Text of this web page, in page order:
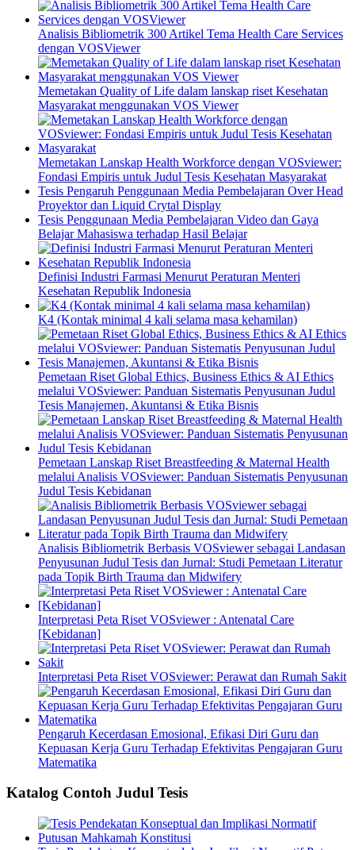
Analisis Bibliometrik 300 Artikel Tema Health Care Services
dengan VOSViewer
Memetakan Quality of Life dalam lanskap riset Kesehatan
Masyarakat menggunakan VOS Viewer
Memetakan Lanskap Health Workforce dengan VOSviewer:
Fondasi Empiris untuk Judul Tesis Kesehatan Masyarakat
Tesis Pengaruh Penggunaan Media Pembelajaran Over Head
Proyektor dan Liquid Crytal Display
Tesis Penggunaan Media Pembelajaran Video dan Gaya
Belajar Mahasiswa terhadap Hasil Belajar
Definisi Industri Farmasi Menurut Peraturan Menteri
Kesehatan Republik Indonesia
K4 (Kontak minimal 4 kali selama masa kehamilan)
Pemetaan Riset Global Ethics, Business Ethics & AI Ethics
melalui VOSviewer: Panduan Sistematis Penyusunan Judul
Tesis Manajemen, Akuntansi & Etika Bisnis
Pemetaan Lanskap Riset Breastfeeding & Maternal Health
melalui Analisis VOSviewer: Panduan Sistematis Penyusunan
Judul Tesis Kebidanan
Analisis Bibliometrik Berbasis VOSviewer sebagai Landasan
Penyusunan Judul Tesis dan Jurnal: Studi Pemetaan Literatur
pada Topik Birth Trauma dan Midwifery
Interpretasi Peta Riset VOSviewer : Antenatal Care
[Kebidanan]
Interpretasi Peta Riset VOSviewer: Perawat dan Rumah Sakit
Pengaruh Kecerdasan Emosional, Efikasi Diri Guru dan
Kepuasan Kerja Guru Terhadap Efektivitas Pengajaran Guru
Matematika
Katalog Contoh Judul Tesis